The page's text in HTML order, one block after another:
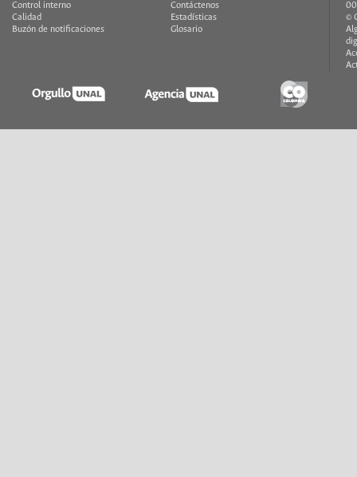
Control interno
Calidad
Buzón de notificaciones
Contáctenos
Estadísticas
Glosario
©